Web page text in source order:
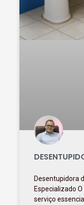
Desentupidora
Especializado
serviço